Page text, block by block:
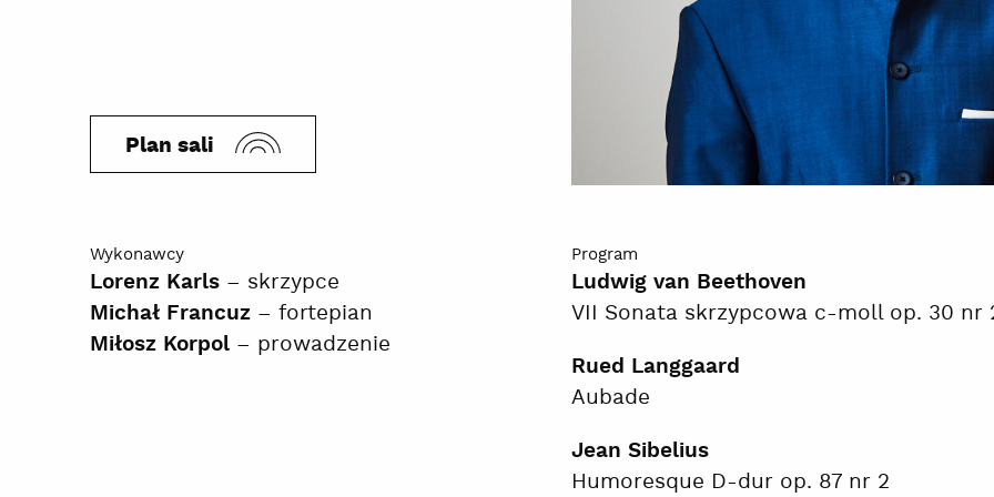
Plan sali
Wykonawcy
Lorenz Karls– skrzypce
Michał Francuz– fortepian
Miłosz Korpol– prowadzenie
Program
Ludwig van Beethoven
VII Sonata skrzypcowa c-moll op. 30 nr
Rued Langgaard
Aubade
Jean Sibelius
Humoresque D-dur op. 87 nr 2